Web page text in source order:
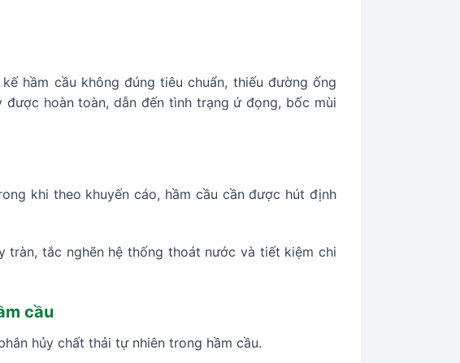
hầm cầu không đúng tiêu chuẩn, thiếu đường ống
hoàn toàn, dẫn đến tình trạng ứ đọng, bốc mùi
khi theo khuyến cáo, hầm cầu cần được hút định
tắc nghẽn hệ thống thoát nước và tiết kiệm chi
cầu
hủy chất thải tự nhiên trong hầm cầu.